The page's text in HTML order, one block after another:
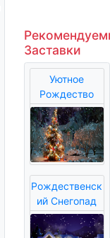
Заставки
Уютное
Рождество
Рождественск
ий Снегопад